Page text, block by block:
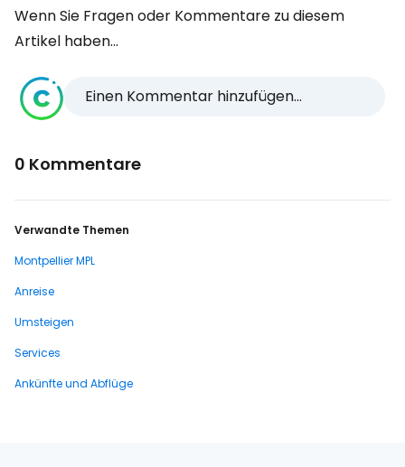
Wenn Sie Fragen oder Kommentare zu diesem
Artikel haben...
Einen Kommentar hinzufügen...
0 Kommentare
Verwandte Themen
Montpellier MPL
Anreise
Umsteigen
Services
Ankünfte und Abflüge